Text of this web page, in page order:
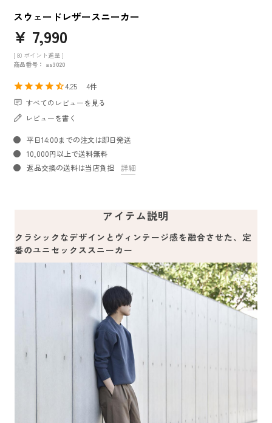
スウェードレザースニーカー
¥ 7,990
[ 80 ポイント進呈 ]
商品番号
as3020
4.25
4
すべてのレビューを見る
レビューを書く
平日14:00までの注文は即日発送
10,000円以上で送料無料
返品交換の送料は当店負担
詳細
アイテム説明
クラシックなデザインとヴィンテージ感を融合させた、定
番のユニセックススニーカー